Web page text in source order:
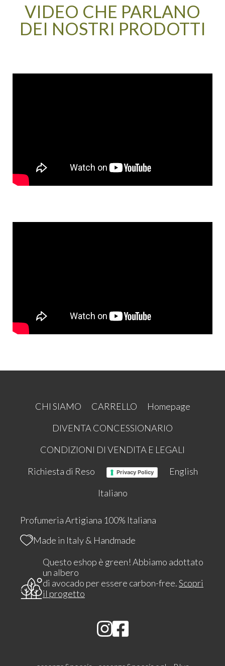
VIDEO CHE PARLANO
DEI NOSTRI PRODOTTI
CHI SIAMO CARRELLO
Homepage
DIVENTA CONCESSIONARIO
CONDIZIONI DI VENDITA E LEGALI
Richiesta di Reso
Privacy Policy
English
Italiano
Profumeria Artigiana 100% Italiana
Made in Italy & Handmade
Questo eshop è green! Abbiamo adottato
un albero
di avocado per essere carbon-free.Scopri
il progetto